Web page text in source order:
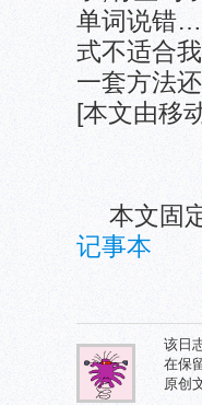
单词说错
式不适合
一套方法
[本文由移
本文固
记事本
该日
在保
原创